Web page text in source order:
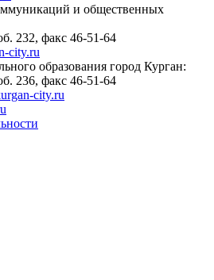
и общественных
232, факс 46-51-64
city.ru
образования город Курган:
236, факс 46-51-64
city.ru